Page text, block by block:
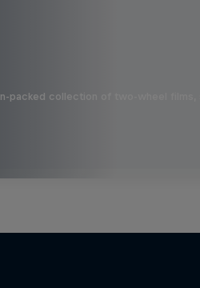
packed collection of two-wheel films,